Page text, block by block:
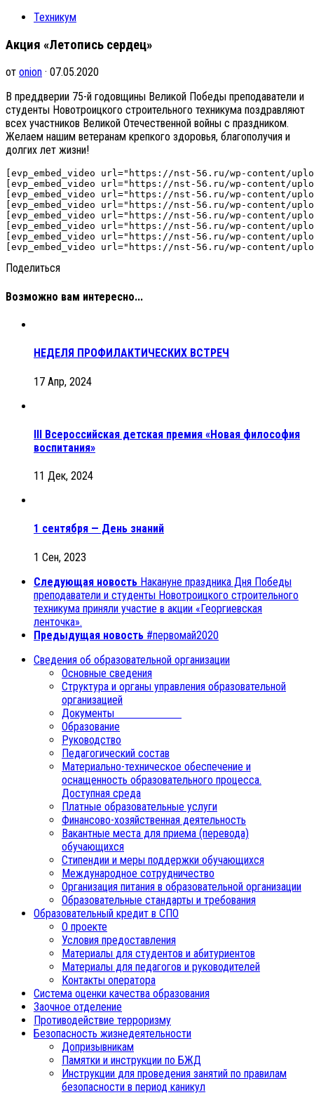
Техникум
Акция «Летопись сердец»
от onion · 07.05.2020
В преддверии 75-й годовщины Великой Победы преподаватели и
студенты Новотроицкого строительного техникума поздравляют
всех участников Великой Отечественной войны с праздником.
Желаем нашим ветеранам крепкого здоровья, благополучия и
долгих лет жизни!
[evp_embed_video url="https://nst-56.ru/wp-content/
[evp_embed_video url="https://nst-56.ru/wp-content/uploads/videos/
[evp_embed_video url="https://nst-56.ru/wp-content/
[evp_embed_video url="https://nst-56.ru/wp-content/
[evp_embed_video url="https://nst-56.ru/wp-content/
[evp_embed_video url="https://nst-56.ru/wp-content/
[evp_embed_video url="https://nst-56.ru/wp-content/
Поделиться
Возможно вам интересно...
НЕДЕЛЯ ПРОФИЛАКТИЧЕСКИХ ВСТРЕЧ
17 Апр, 2024
III Всероссийская детская премия «Новая философия
воспитания»
11 Дек, 2024
1 сентября — День знаний
1 Сен, 2023
Следующая новость Накануне праздника Дня Победы
преподаватели и студенты Новотроицкого строительного
техникума приняли участие в акции «Георгиевская
ленточка».
Предыдущая новость #первомай2020
Сведения об образовательной организации
Основные сведения
Структура и органы управления образовательной
организацией
Документы
Образование
Руководство
Педагогический состав
Материально-техническое обеспечение и
оснащенность образовательного процесса.
Доступная среда
Платные образовательные услуги
Финансово-хозяйственная деятельность
Вакантные места для приема (перевода)
обучающихся
Стипендии и меры поддержки обучающихся
Международное сотрудничество
Организация питания в образовательной организации
Образовательные стандарты и требования
Образовательный кредит в СПО
О проекте
Условия предоставления
Материалы для студентов и абитуриентов
Материалы для педагогов и руководителей
Контакты оператора
Система оценки качества образования
Заочное отделение
Противодействие терроризму
Безопасность жизнедеятельности
Допризывникам
Памятки и инструкции по БЖД
Инструкции для проведения занятий по правилам
безопасности в период каникул